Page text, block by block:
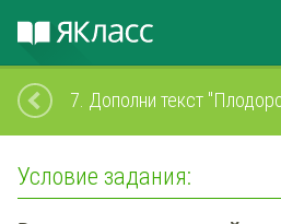
7. Дополни текст
Условие задания: